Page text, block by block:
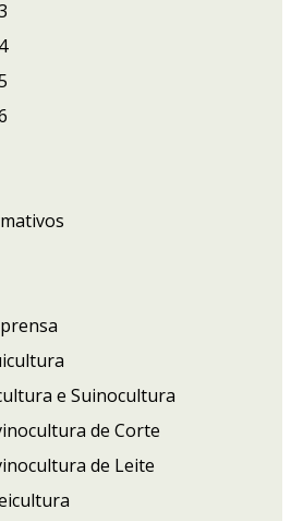
e Suinocultura
de Corte
de Leite